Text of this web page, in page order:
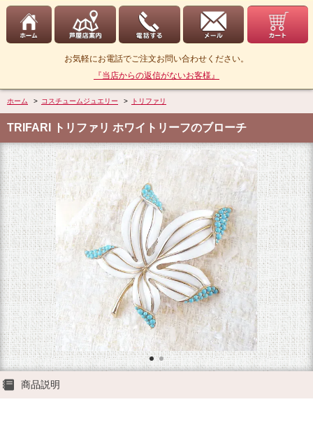
お気軽にお電話でご注文お問い合わせください。
『当店からの返信がないお客様』
ホーム > コスチュームジュエリー > トリファリ
TRIFARI トリファリ ホワイトリーフのブローチ
商品説明